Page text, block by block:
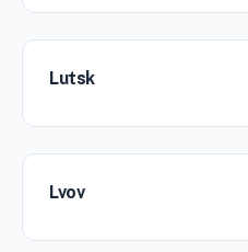
Lutsk
Lvov